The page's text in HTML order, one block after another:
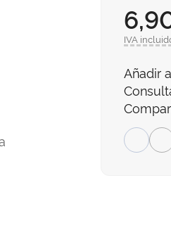
IVA
Añadir